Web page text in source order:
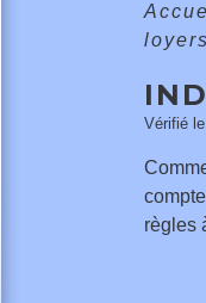
Vérifié
règles